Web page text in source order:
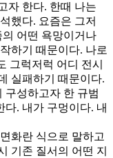
자 한다. 한때 나는
했다. 요즘은 그저
어떤 욕망이거나
하기 때문이다. 나로
그럭저럭 어디 전시
실패하기 때문이다.
구성하고자 한 규범
. 내가 구멍이다. 내
화란 식으로 말하고
기존 질서의 어떤 지